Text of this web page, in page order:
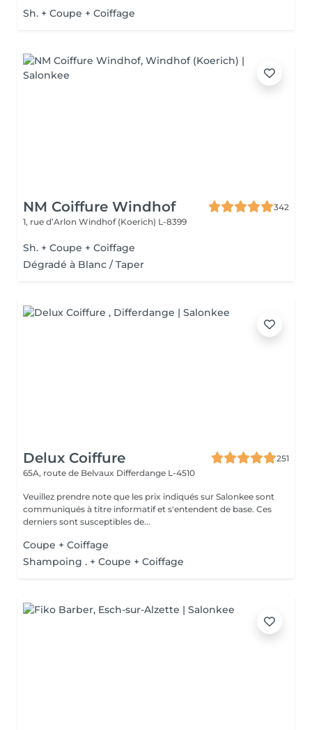
Sh. + Coupe + Coiffage
NM Coiffure Windhof
342
1, rue d’Arlon Windhof (Koerich) L-8399
Sh. + Coupe + Coiffage
Dégradé à Blanc / Taper
Delux Coiffure
251
65A, route de Belvaux Differdange L-4510
Veuillez prendre note que les prix indiqués sur Salonkee sont
communiqués à titre informatif et s'entendent de base. Ces
derniers sont susceptibles de...
Coupe + Coiffage
Shampoing . + Coupe + Coiffage